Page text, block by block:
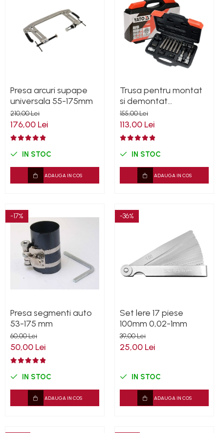
Presa arcuri supape
universala 55-175mm
210,00 Lei
176,00 Lei
IN STOC
ADAUGA IN COS
Trusa pentru montat
si demontat
alternatoare 13 piese
155,00 Lei
113,00 Lei
IN STOC
ADAUGA IN COS
-17%
Presa segmenti auto
53-175 mm
60,00 Lei
50,00 Lei
IN STOC
ADAUGA IN COS
-36%
Set lere 17 piese
100mm 0,02-1mm
39,00 Lei
25,00 Lei
IN STOC
ADAUGA IN COS